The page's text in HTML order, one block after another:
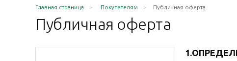
Главная страница Покупателям Публичная оферта
Публичная оферта